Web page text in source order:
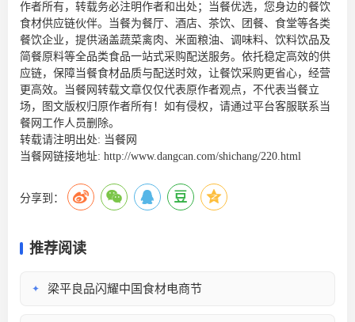
作者所有，转载务必注明作者和出处；当餐优选，您身边的餐饮
食材供应链伙伴。当餐为餐厅、酒店、茶饮、团餐、食堂等各类
餐饮企业，提供涵盖蔬菜禽肉、米面粮油、调味料、饮料饮品及
简餐原料等全品类食品一站式采购配送服务。依托稳定高效的供
应链，保障当餐食材品质与配送时效，让餐饮采购更省心，经营
更高效。当餐网转载文章仅仅代表原作者观点，不代表当餐立
场，图文版权归原作者所有！如有侵权，请通过平台客服联系当
餐网工作人员删除。
转载请注明出处: 当餐网
当餐网链接地址: http://www.dangcan.com/shichang/220.html
分享到：
推荐阅读
✦ 梁平良品闪耀中国食材电商节